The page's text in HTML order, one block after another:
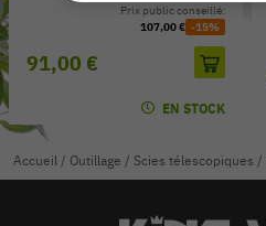
91,00 €
Prix public conseillé:
107,00 € -15%
EN STOCK
Accueil / Outillage / Scies télescopiques /